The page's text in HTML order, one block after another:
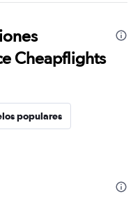
Cheapflights
populares